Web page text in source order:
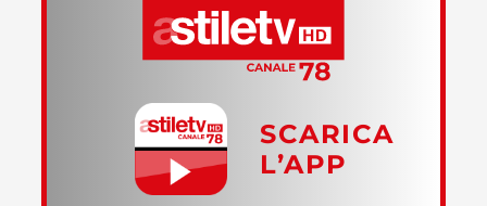
SCARICA
L’APP